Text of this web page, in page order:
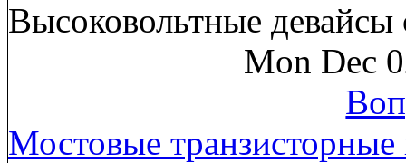
Высоковольтные девайсы
Mon Dec
Мостовые транзисторные